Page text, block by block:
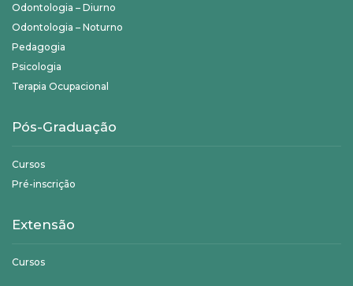
Odontologia – Diurno
Odontologia – Noturno
Pedagogia
Psicologia
Terapia Ocupacional
Pós-Graduação
Cursos
Pré-inscrição
Extensão
Cursos